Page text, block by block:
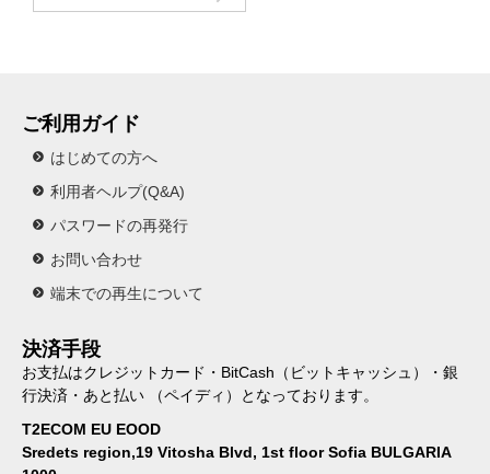
ご利用ガイド
はじめての方へ
利用者ヘルプ(Q&A)
パスワードの再発行
お問い合わせ
端末での再生について
決済手段
お支払はクレジットカード・BitCash（ビットキャッシュ）・銀
行決済・あと払い （ペイディ）となっております。
T2ECOM EU EOOD
Sredets region,19 Vitosha Blvd, 1st floor Sofia BULGARIA